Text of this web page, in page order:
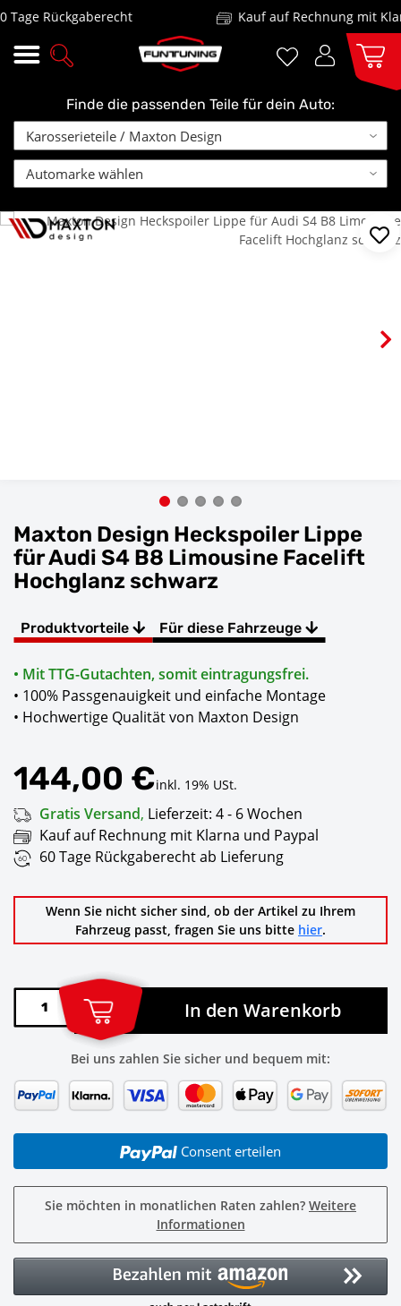
Rückgaberecht Kauf auf Rechnung mit
Finde die passenden Teile für dein Auto:
Maxton Design Heckspoiler Lippe
für Audi S4 B8 Limousine Facelift
Hochglanz schwarz
Produktvorteile Für diese Fahrzeuge
• Mit TTG-Gutachten, somit eintragungsfrei.
• 100% Passgenauigkeit und einfache Montage
• Hochwertige Qualität von Maxton Design
144,00 €inkl. 19% USt.
Gratis Versand, Lieferzeit: 4 - 6 Wochen
Kauf auf Rechnung mit Klarna und Paypal
60 Tage Rückgaberecht ab Lieferung
Wenn Sie nicht sicher sind, ob der Artikel zu Ihrem
Fahrzeug passt, fragen Sie uns bitte hier.
In den Warenkorb
Bei uns zahlen Sie sicher und bequem mit:
Consent erteilen
Sie möchten in monatlichen Raten zahlen? Weitere
Informationen